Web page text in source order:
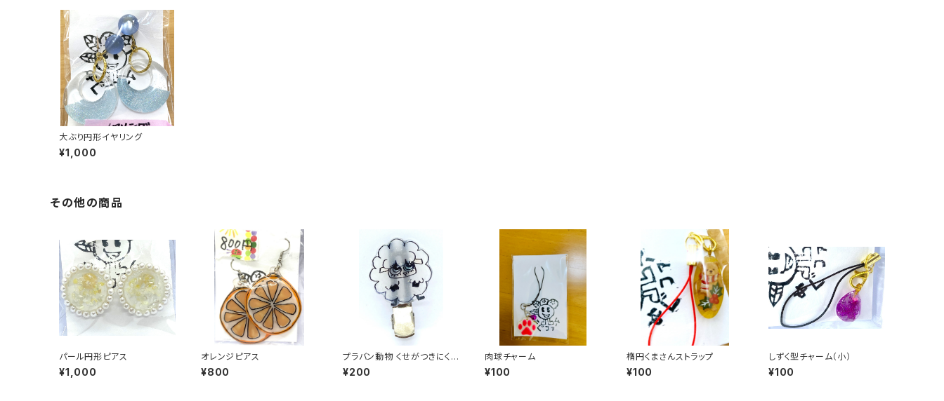
大ぶり円形イヤリング
¥1,000
その他の商品
パール円形ピアス
¥1,000
オレンジピアス
¥800
プラバン動物 くせがつきにくい
ピン
¥200
肉球チャーム
¥100
楕円くまさんストラップ
¥100
しずく型チャーム（小）
¥100